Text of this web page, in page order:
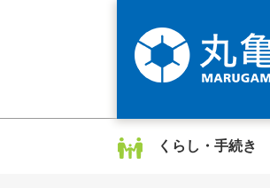
頭
飛
くらし・手続き